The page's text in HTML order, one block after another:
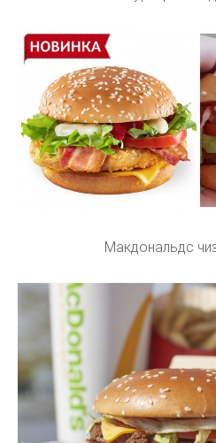
Макдональдс